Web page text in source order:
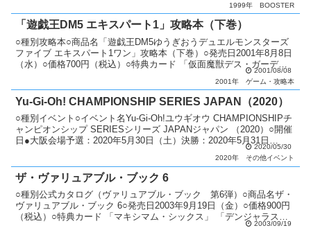
1999年
BOOSTER
「遊戯王DM5 エキスパート1」攻略本（下巻）
○種別攻略本○商品名「遊戯王DM5ゆうぎおうデュエルモンスターズ
ファイブ エキスパート1ワン」攻略本（下巻）○発売日2001年8月8日
（水）○価格700円（税込）○特典カード 「仮面魔獣デス・ガーディ
2001/08/08
2001年
ゲーム・攻略本
Yu-Gi-Oh! CHAMPIONSHIP SERIES JAPAN（2020）
○種別イベント○イベント名Yu-Gi-Oh!ユウギオウ CHAMPIONSHIPチ
ャンピオンシップ SERIESシリーズ JAPANジャパン （2020）○開催
日●大阪会場予選：2020年5月30日（土）決勝：2020年5月31日
2020/05/30
2020年
その他イベント
ザ・ヴァリュアブル・ブック 6
○種別公式カタログ（ヴァリュアブル・ブック 第6弾）○商品名ザ・
ヴァリュアブル・ブック 6○発売日2003年9月19日（金）○価格900円
（税込）○特典カード 「マキシマム・シックス」 「デンジャラスマ
2003/09/19